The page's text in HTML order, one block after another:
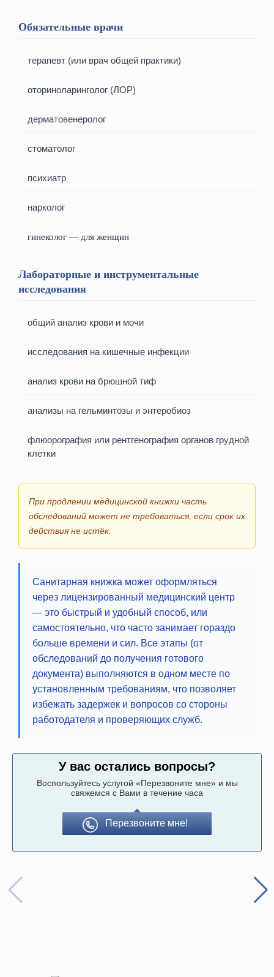
Обязательные врачи
терапевт (или врач общей практики)
оториноларинголог (ЛОР)
дерматовенеролог
стоматолог
психиатр
нарколог
гинеколог — для женщин
Лабораторные и инструментальные
исследования
общий анализ крови и мочи
исследования на кишечные инфекции
анализ крови на брюшной тиф
анализы на гельминтозы и энтеробиоз
флюорография или рентгенография органов грудной
клетки
При продлении медицинской книжки часть
обследований может не требоваться, если срок их
действия не истёк.
Санитарная книжка может оформляться
через лицензированный медицинский центр
— это быстрый и удобный способ, или
самостоятельно, что часто занимает гораздо
больше времени и сил. Все этапы (от
обследований до получения готового
документа) выполняются в одном месте по
установленным требованиям, что позволяет
избежать задержек и вопросов со стороны
работодателя и проверяющих служб.
У вас остались вопросы?
Воспользуйтесь услугой «Перезвоните мне» и мы
свяжемся с Вами в течение часа
Перезвоните мне!